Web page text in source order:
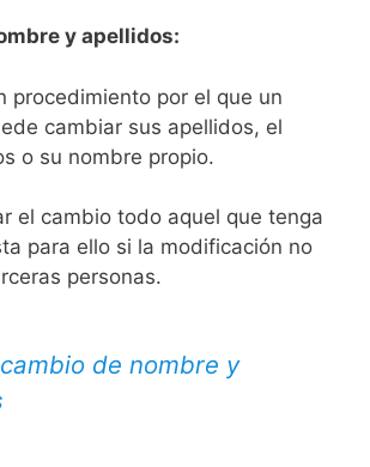
y apellidos:
procedimiento por el que un
cambiar sus apellidos, el
o su nombre propio.
el cambio todo aquel que tenga
para ello si la modificación no
personas.
de nombre y